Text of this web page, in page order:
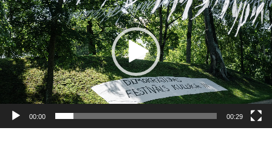
00:00 00:29